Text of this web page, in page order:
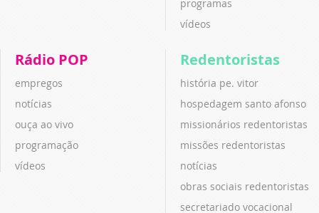
programas
vídeos
Rádio POP
empregos
notícias
ouça ao vivo
programação
vídeos
Redentoristas
história pe. vitor
hospedagem santo afonso
missionários redentoristas
missões redentoristas
notícias
obras sociais redentoristas
secretariado vocacional